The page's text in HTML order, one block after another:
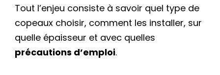
Tout l’enjeu consiste à savoir quel type de
copeaux choisir, comment les installer, sur
quelle épaisseur et avec quelles
précautions d’emploi.